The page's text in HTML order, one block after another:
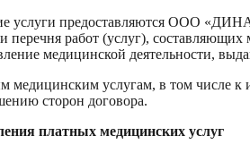
услуги предоставляются ООО
работ (услуг), составляющих
медицинской деятельности,
медицинским услугам, в том числе к
сторон договора.
платных медицинских услуг